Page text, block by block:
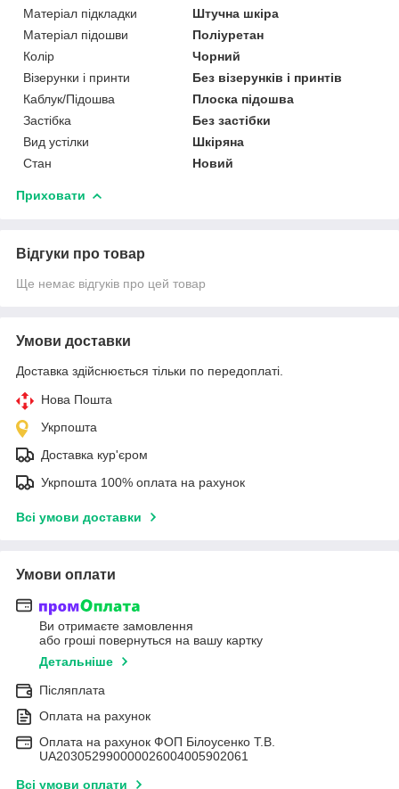
Матеріал підкладки
Штучна шкіра
Матеріал підошви
Поліуретан
Колір
Чорний
Візерунки і принти
Без візерунків і принтів
Каблук/Підошва
Плоска підошва
Застібка
Без застібки
Вид устілки
Шкіряна
Стан
Новий
Приховати
Відгуки про товар
Ще немає відгуків про цей товар
Умови доставки
Доставка здійснюється тільки по передоплаті.
Нова Пошта
Укрпошта
Доставка кур'єром
Укрпошта 100% оплата на рахунок
Всі умови доставки
Умови оплати
Ви отримаєте замовлення
або гроші повернуться на вашу картку
Детальніше
Післяплата
Оплата на рахунок
Оплата на рахунок ФОП Білоусенко Т.В.
UA203052990000026004005902061
Всі умови оплати